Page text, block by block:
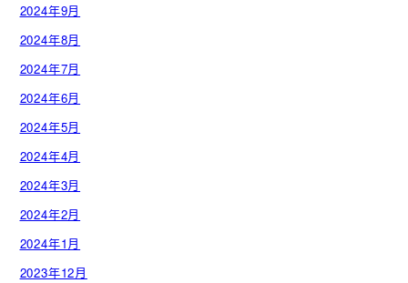
2024年9月
2024年8月
2024年7月
2024年6月
2024年5月
2024年4月
2024年3月
2024年2月
2024年1月
2023年12月